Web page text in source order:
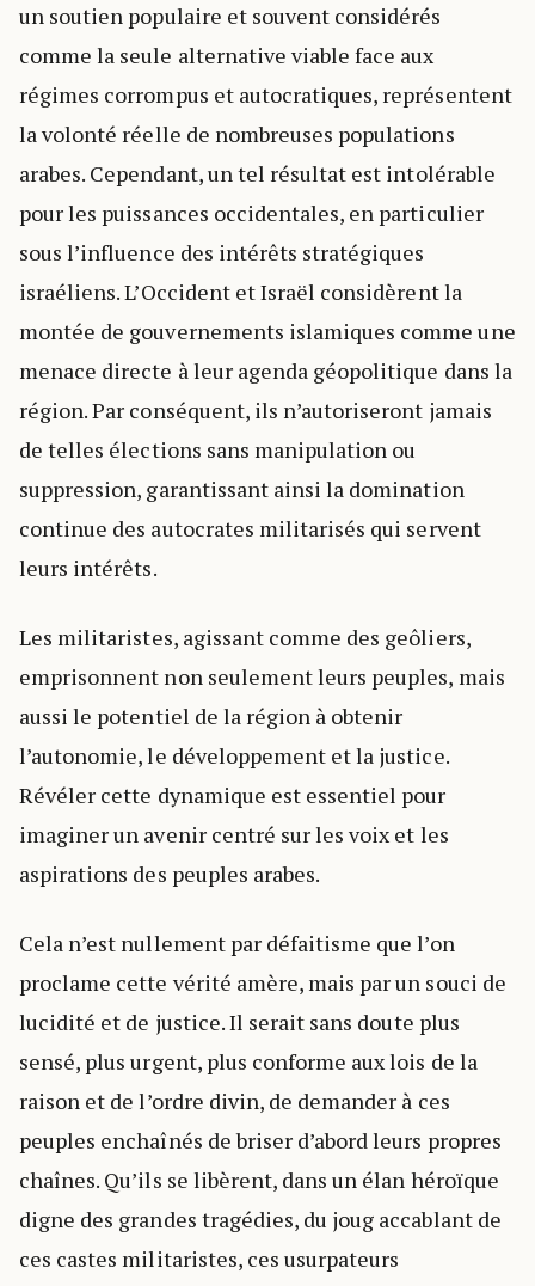
un soutien populaire et souvent considérés
comme la seule alternative viable face aux
régimes corrompus et autocratiques, représentent
la volonté réelle de nombreuses populations
arabes. Cependant, un tel résultat est intolérable
pour les puissances occidentales, en particulier
sous l’influence des intérêts stratégiques
israéliens. L’Occident et Israël considèrent la
montée de gouvernements islamiques comme une
menace directe à leur agenda géopolitique dans la
région. Par conséquent, ils n’autoriseront jamais
de telles élections sans manipulation ou
suppression, garantissant ainsi la domination
continue des autocrates militarisés qui servent
leurs intérêts.
Les militaristes, agissant comme des geôliers,
emprisonnent non seulement leurs peuples, mais
aussi le potentiel de la région à obtenir
l’autonomie, le développement et la justice.
Révéler cette dynamique est essentiel pour
imaginer un avenir centré sur les voix et les
aspirations des peuples arabes.
Cela n’est nullement par défaitisme que l’on
proclame cette vérité amère, mais par un souci de
lucidité et de justice. Il serait sans doute plus
sensé, plus urgent, plus conforme aux lois de la
raison et de l’ordre divin, de demander à ces
peuples enchaînés de briser d’abord leurs propres
chaînes. Qu’ils se libèrent, dans un élan héroïque
digne des grandes tragédies, du joug accablant de
ces castes militaristes, ces usurpateurs